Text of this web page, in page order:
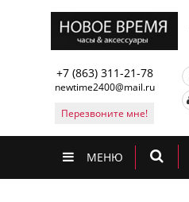
+7 (863) 311-21-78
newtime2400@mail.ru
Перезвоните мне!
МЕНЮ